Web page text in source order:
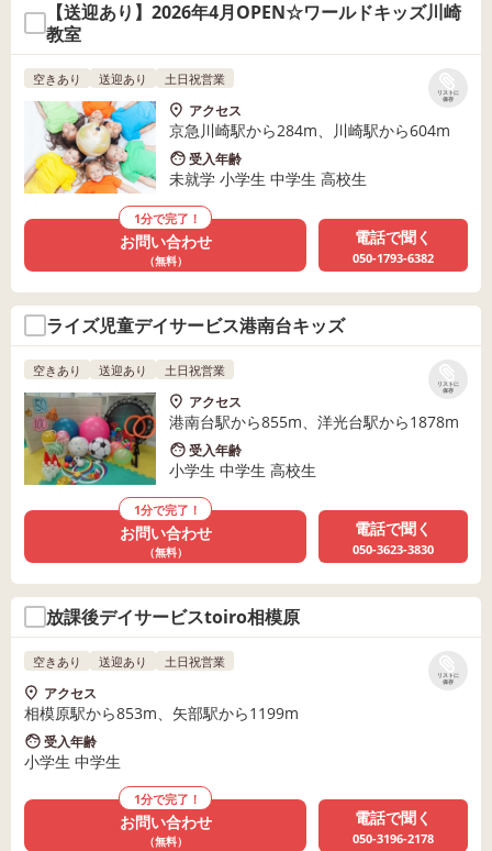
【送迎あり】2026年4月OPEN☆ワールドキッズ川崎
教室
リストに
保存
空きあり 送迎あり 土日祝営業
アクセス
京急川崎駅から284m、川崎駅から604m
受入年齢
未就学 小学生 中学生 高校生
1分で完了！
お問い合わせ
（無料）
電話で聞く
050-1793-6382
ライズ児童デイサービス港南台キッズ
リストに
保存
空きあり 送迎あり 土日祝営業
アクセス
港南台駅から855m、洋光台駅から1878m
受入年齢
小学生 中学生 高校生
1分で完了！
お問い合わせ
（無料）
電話で聞く
050-3623-3830
放課後デイサービスtoiro相模原
リストに
保存
空きあり 送迎あり 土日祝営業
アクセス
相模原駅から853m、矢部駅から1199m
受入年齢
小学生 中学生
1分で完了！
お問い合わせ
（無料）
電話で聞く
050-3196-2178